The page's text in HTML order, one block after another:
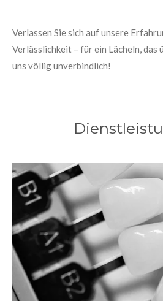
Verlassen Sie sich auf unsere
Verlässlichkeit – für ein Lächeln, das
uns völlig unverbindlich!